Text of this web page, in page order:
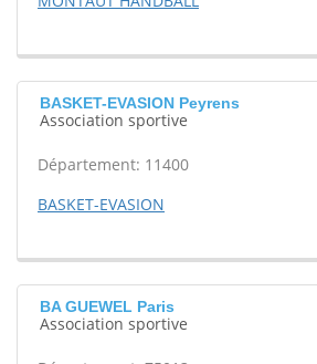
BASKET-EVASION Peyrens
Association sportive
Département: 11400
BASKET-EVASION
BA GUEWEL Paris
Association sportive